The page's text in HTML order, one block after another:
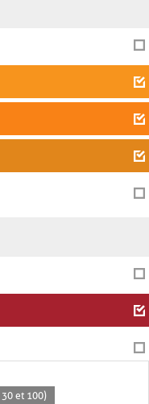
et 100)